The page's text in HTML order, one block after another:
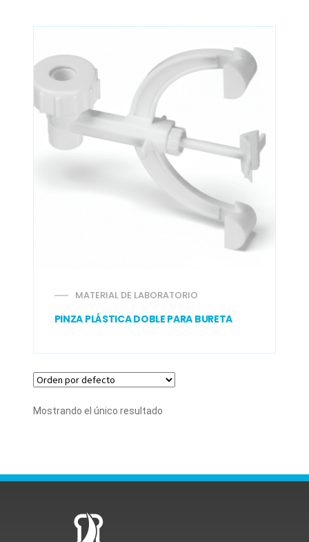
MATERIAL DE LABORATORIO
PINZA PLÁSTICA DOBLE PARA BURETA
Mostrando el único resultado